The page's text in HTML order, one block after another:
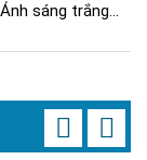
sáng trắng...